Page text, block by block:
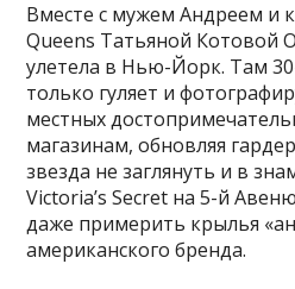
Вместе с мужем Андреем и
Queens Татьяной Котовой
улетела в Нью-Йорк. Там
только гуляет и
местных
магазинам, обновляя
звезда незаглянуть и в
Victoria’s Secret на 5-й
даже примерить крылья
американского бренда.